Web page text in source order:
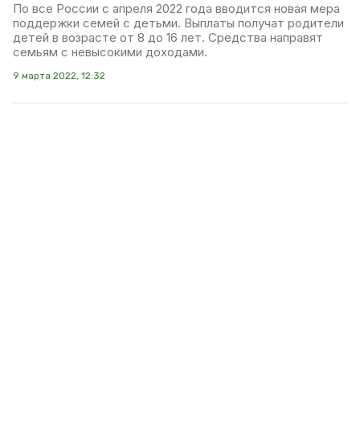
По все России с апреля 2022 года вводится новая мера
поддержки семей с детьми. Выплаты получат родители
детей в возрасте от 8 до 16 лет. Средства направят
семьям с невысокими доходами.
9 марта 2022, 12:32